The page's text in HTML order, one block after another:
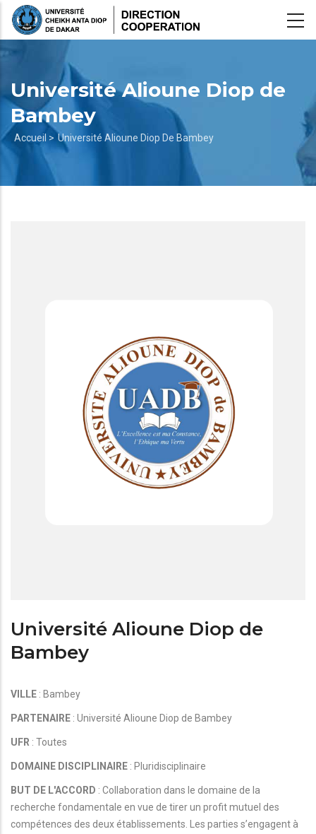
Aller
Université Alioune Diop de
Bambey
Fil
d'Ariane
Accueil > Université Alioune Diop De Bambey
Université Alioune Diop de
Bambey
VILLE : Bambey
PARTENAIRE : Université Alioune Diop de Bambey
UFR : Toutes
DOMAINE DISCIPLINAIRE : Pluridisciplinaire
BUT DE L'ACCORD : Collaboration dans le domaine de la
recherche fondamentale en vue de tirer un profit mutuel des
compétences des deux établissements. Les parties s’engagent à